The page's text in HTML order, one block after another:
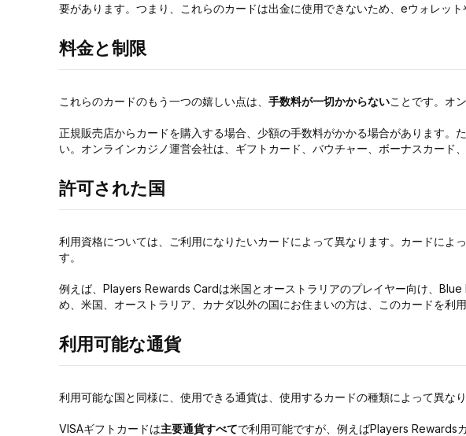
要があります。つまり、これらのカードは出金に使用できないため、eウォレッ
料金と制限
これらのカードのもう一つの嬉しい点は、 手数料が一切かからないことです。オ
正規販売店からカードを購入する場合、少額の手数料がかかる場合があります
い。オンラインカジノ運営会社は、ギフトカード、バウチャー、ボーナスカード
許可された国
利用資格については、ご利用になりたいカードによって異なります。カードによ
す。
例えば、Players Rewards Cardは米国とオーストラリアのプレイヤー向け、
め、米国、オーストラリア、カナダ以外の国にお住まいの方は、このカードを利
利用可能な通貨
利用可能な国と同様に、使用できる通貨は、使用するカードの種類によって異なり
VISAギフトカードは主要通貨すべてで利用可能ですが、例えばPlayers Rewards